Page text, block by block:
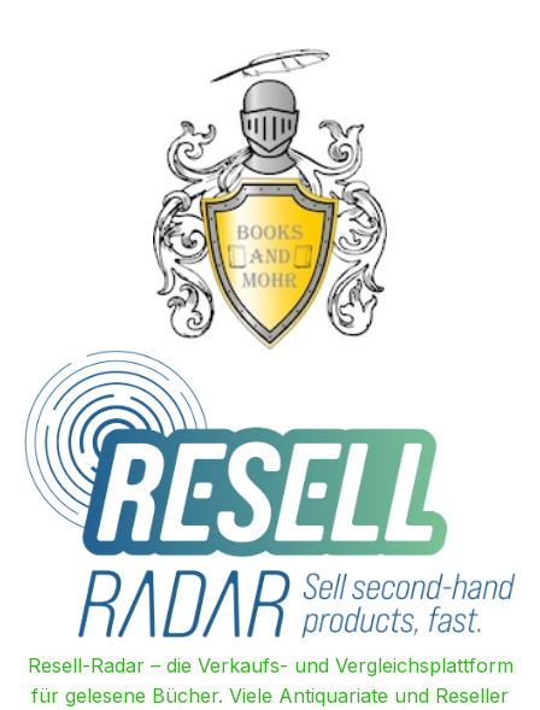
Resell-Radar – die Verkaufs- und Vergleichsplattform
für gelesene Bücher. Viele Antiquariate und Reseller